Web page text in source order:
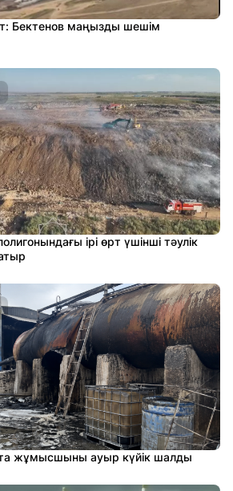
Бектенов маңызды шешім
ірі өрт үшінші тәулік
жұмысшыны ауыр күйік шалды